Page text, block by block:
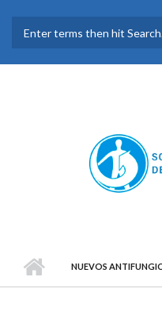
FORMULARIO
BÚSQUEDA
NUEVOS